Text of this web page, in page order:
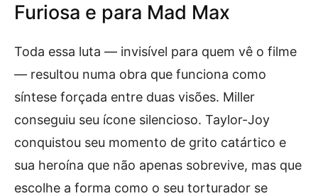
Furiosa e para Mad Max
Toda essa luta — invisível para quem vê o filme
— resultou numa obra que funciona como
síntese forçada entre duas visões. Miller
conseguiu seu ícone silencioso. Taylor-Joy
conquistou seu momento de grito catártico e
sua heroína que não apenas sobrevive, mas que
escolhe a forma como o seu torturador se